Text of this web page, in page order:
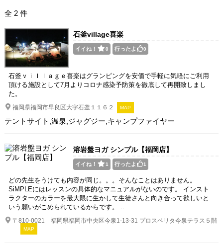
全 2 件
石釜village喜楽
イイね！ 0 行ったよ 0
石釜ｖｉｌｌａｇｅ喜楽はグランピングを安価で手軽に気軽にご利用
頂ける施設として7月よりコロナ感染予防策を徹底して再開致しまし
た。
福岡県福岡市早良区大字石釜１１６２ MAP
テントサイト,温泉,ジャグジー,キャンプファイヤー
溶岩盤ヨガ シンプル【福岡店】
イイね！ 1 行ったよ 1
どの先生をうけても内容が同じ。。。そんなことはありません。
SiMPLEにはレッスンの具体的なマニュアルがないのです。 インスト
ラクターのカラーを最大限に生かして生徒さんと向き合って欲しいと
いう願いがこめられているからです。 ..
〒810-0021 福岡県福岡市中央区今泉1-13-31 プロスペリタ今泉テラス５階
MAP